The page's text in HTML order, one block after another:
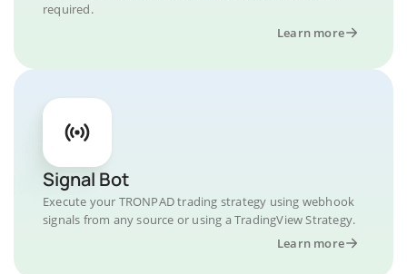
required.
Learn more
Signal Bot
Execute your TRONPAD trading strategy using webhook
signals from any source or using a TradingView Strategy.
Learn more